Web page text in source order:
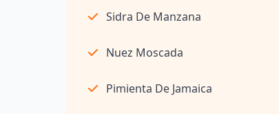
Sidra De Manzana
Nuez Moscada
Pimienta De Jamaica